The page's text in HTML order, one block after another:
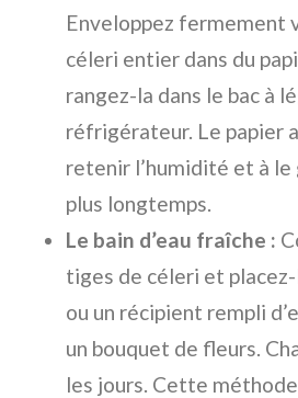
Enveloppez fermement
céleri entier dans du
rangez-la dans le bac à
réfrigérateur. Le papier
retenir l’humidité et à
plus longtemps.
Le bain d’eau fraîche :
tiges de céleri et
ou un récipient rempli
un bouquet de fleurs.
les jours. Cette